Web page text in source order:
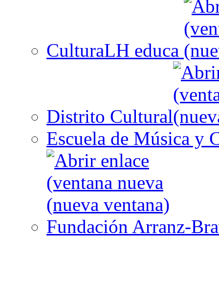
CulturaLH educa
Distrito Cultural
Escuela de Música y
Fundación Arranz-